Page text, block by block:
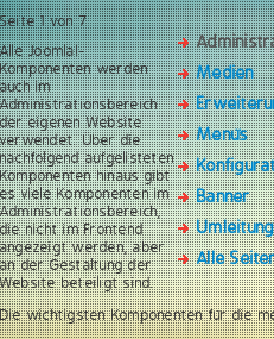
Medien
Menüs
Banner
Umleitung
Alle
Seite 1 von 7
Alle Joomla!-
Komponenten werden
auch im
Administrationsbereich
der eigenen Website
verwendet. Über die
nachfolgend aufgelisteten
Komponenten hinaus gibt
es viele Komponenten im
Administrationsbereich,
die nicht im Frontend
angezeigt werden, aber
an der Gestaltung der
Website beteiligt sind.
Die wichtigsten Komponenten für die